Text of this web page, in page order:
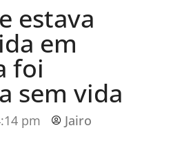
estava
em
foi
sem vida
pm Jairo